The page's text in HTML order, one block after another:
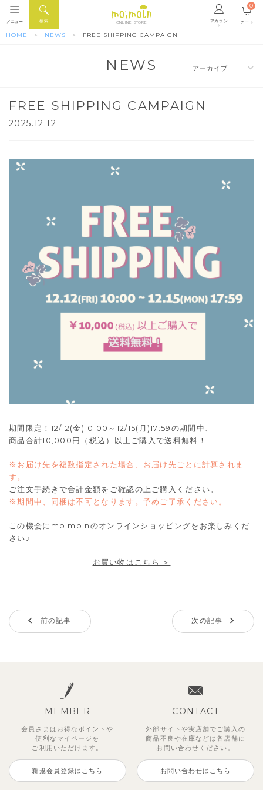
ONLINE STORE アカウン
ト
検索
メニュー カート
0
HOME NEWS FREE SHIPPING CAMPAIGN
NEWS
FREE SHIPPING CAMPAIGN
2025.12.12
期間限定！12/12(金)10:00～12/15(月)17:59の期間中、
商品合計10,000円（税込）以上ご購入で送料無料！
※お届け先を複数指定された場合、お届け先ごとに計算されま
す。
ご注文手続きで合計金額をご確認の上ご購入ください。
※期間中、同梱は不可となります。予めご了承ください。
この機会にmoimolnのオンラインショッピングをお楽しみくだ
さい♪
お買い物はこちら ＞
前の記事 次の記事
MEMBER
会員さまはお得なポイントや
便利な マイページを
ご利用いただけます。
新規会員登録はこちら
CONTACT
外部サイトや実店舗でご購入の
商品不良や在庫などは各店舗に
お問い合わせください。
お問い合わせはこちら